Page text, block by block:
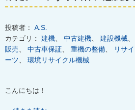
投稿者： A.S.
カテゴリ： 建機 中古建機 建設機械
販売
中古車保証 重機の整備 リサ
ーツ
環境リサイクル機械
こんにちは！